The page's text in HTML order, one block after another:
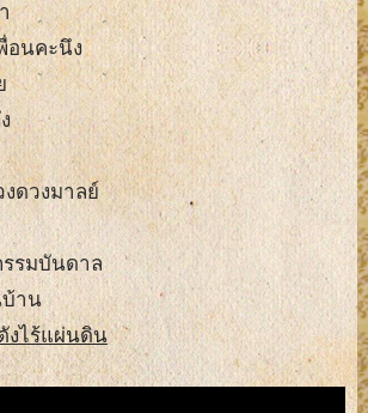
อนคะนึง
งดวงมาลย์
รรมบันดาล
บ้าน
งไร้แผ่นดิน